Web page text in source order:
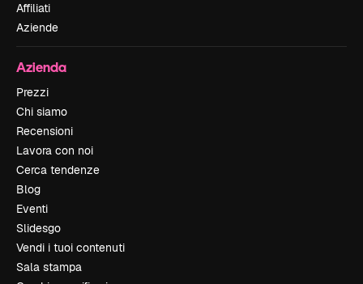
Affiliati
Aziende
Azienda
Prezzi
Chi siamo
Recensioni
Lavora con noi
Cerca tendenze
Blog
Eventi
Slidesgo
Vendi i tuoi contenuti
Sala stampa